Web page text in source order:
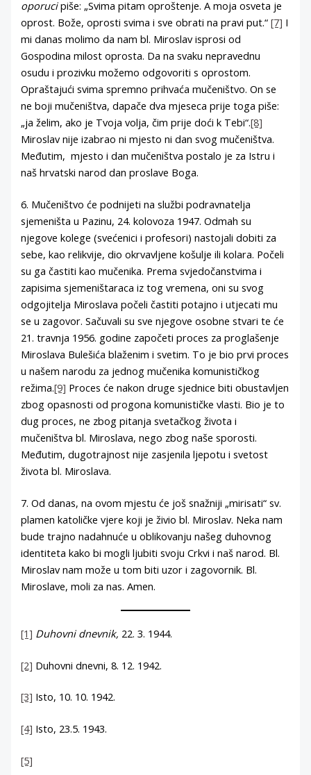
oporucipiše: „Svima pitam oproštenje. A moja osveta je
oprost. Bože, oprosti svima i sve obrati na pravi put.“[7] I
mi danas molimo da nam bl. Miroslav isprosi od
Gospodina milost oprosta. Da na svaku nepravednu
osudu i prozivku možemo odgovoriti s oprostom.
Opraštajući svima spremno prihvaća mučeništvo. On se
ne boji mučeništva, dapače dva mjeseca prije toga piše:
„ja želim, ako je Tvoja volja, čim prije doći k Tebi“.[8]
Miroslav nije izabrao ni mjesto ni dan svog mučeništva.
Međutim, mjesto i dan mučeništva postalo je za Istru i
naš hrvatski narod dan proslave Boga.
6. Mučeništvo će podnijeti na službi podravnatelja
sjemeništa u Pazinu, 24. kolovoza 1947. Odmah su
njegove kolege (svećenici i profesori) nastojali dobiti za
sebe, kao relikvije, dio okrvavljene košulje ili kolara. Počeli
su ga častiti kao mučenika. Prema svjedočanstvima i
zapisima sjemeništaraca iz tog vremena, oni su svog
odgojitelja Miroslava počeli častiti potajno i utjecati mu
se u zagovor. Sačuvali su sve njegove osobne stvari te će
21. travnja 1956. godine započeti proces za proglašenje
Miroslava Bulešića blaženim i svetim. To je bio prvi proces
u našem narodu za jednog mučenika komunističkog
režima.[9] Proces će nakon druge sjednice biti obustavljen
zbog opasnosti od progona komunističke vlasti. Bio je to
dug proces, ne zbog pitanja svetačkog života i
mučeništva bl. Miroslava, nego zbog naše sporosti.
Međutim, dugotrajnost nije zasjenila ljepotu i svetost
života bl. Miroslava.
7. Od danas, na ovom mjestu će još snažniji „mirisati“ sv.
plamen katoličke vjere koji je živio bl. Miroslav. Neka nam
bude trajno nadahnuće u oblikovanju našeg duhovnog
identiteta kako bi mogli ljubiti svoju Crkvi i naš narod. Bl.
Miroslav nam može u tom biti uzor i zagovornik. Bl.
Miroslave, moli za nas. Amen.
[1] Duhovni dnevnik, 22. 3. 1944.
[2] Duhovni dnevni, 8. 12. 1942.
[3] Isto, 10. 10. 1942.
[4] Isto, 23.5. 1943.
[5]